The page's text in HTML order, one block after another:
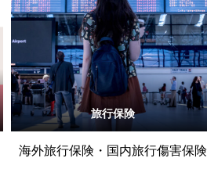
旅行保険
海外旅行保険・国内旅行傷害保険